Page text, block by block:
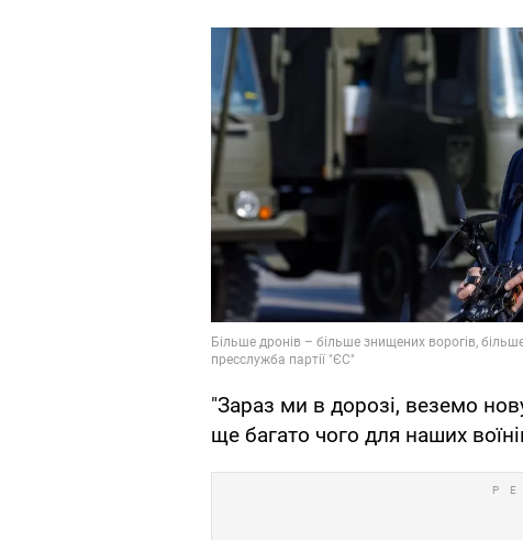
"Зараз ми в дорозі, веземо
ще багато чого для наших